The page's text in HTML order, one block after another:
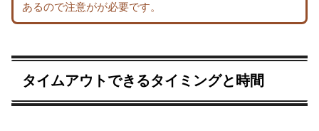
あるので注意がが必要です。
タイムアウトできるタイミングと時間